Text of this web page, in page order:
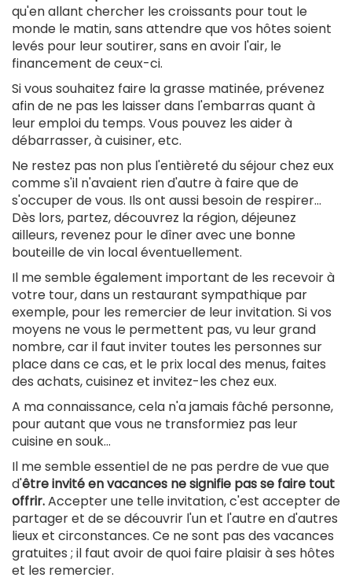
qu'en allant chercher les croissants pour tout le
monde le matin, sans attendre que vos hôtes soient
levés pour leur soutirer, sans en avoir l'air, le
financement de ceux-ci.
Si vous souhaitez faire la grasse matinée, prévenez
afin de ne pas les laisser dans l'embarras quant à
leur emploi du temps. Vous pouvez les aider à
débarrasser, à cuisiner, etc.
Ne restez pas non plus l'entièreté du séjour chez eux
comme s'il n'avaient rien d'autre à faire que de
s'occuper de vous. Ils ont aussi besoin de respirer...
Dès lors, partez, découvrez la région, déjeunez
ailleurs, revenez pour le dîner avec une bonne
bouteille de vin local éventuellement.
Il me semble également important de les recevoir à
votre tour, dans un restaurant sympathique par
exemple, pour les remercier de leur invitation. Si vos
moyens ne vous le permettent pas, vu leur grand
nombre, car il faut inviter toutes les personnes sur
place dans ce cas, et le prix local des menus, faites
des achats, cuisinez et invitez-les chez eux.
A ma connaissance, cela n'a jamais fâché personne,
pour autant que vous ne transformiez pas leur
cuisine en souk...
Il me semble essentiel de ne pas perdre de vue que
d'être invité en vacances ne signifie pas se faire tout
offrir.Accepter une telle invitation, c'est accepter de
partager et de se découvrir l'un et l'autre en d'autres
lieux et circonstances. Ce ne sont pas des vacances
gratuites ; il faut avoir de quoi faire plaisir à ses hôtes
et les remercier.